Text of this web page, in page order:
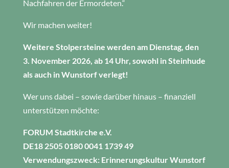
Nachfahren der Ermordeten.“
Wir machen weiter!
Weitere Stolpersteine werden am Dienstag, den
3. November 2026, ab 14 Uhr, sowohl in Steinhude
als auch in Wunstorf verlegt!
Wer uns dabei – sowie darüber hinaus – finanziell
unterstützen möchte:
FORUM Stadtkirche e.V.
DE18 2505 0180 0041 1739 49
Verwendungszweck: Erinnerungskultur Wunstorf